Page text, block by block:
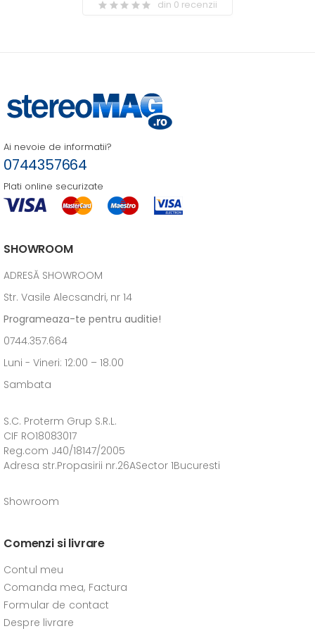
din 0 recenzii
Ai nevoie de informatii?
0744357664
Plati online securizate
SHOWROOM
ADRESĂ SHOWROOM
Str. Vasile Alecsandri, nr 14
Programeaza-te pentru auditie!
0744.357.664
Luni - Vineri: 12:00 – 18.00
Sambata
S.C. Proterm Grup S.R.L.
CIF RO18083017
Reg.com J40/18147/2005
Adresa str.Propasirii nr.26ASector 1Bucuresti
Showroom
Comenzi si livrare
Contul meu
Comanda mea, Factura
Formular de contact
Despre livrare